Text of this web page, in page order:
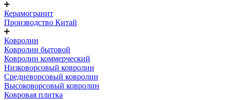
Керамогранит
Производство Китай
Ковролин
Ковролин бытовой
Ковролин коммерческий
Низковорсовый ковролин
Средневорсовый ковролин
Высоковорсовый ковролин
Ковровая плитка